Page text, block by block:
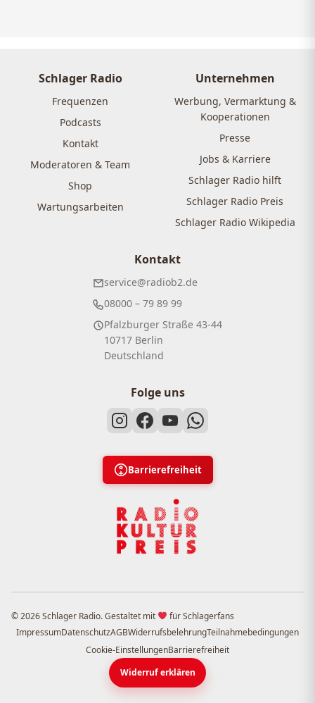
Schlager Radio
Frequenzen
Podcasts
Kontakt
Moderatoren & Team
Shop
Wartungsarbeiten
Unternehmen
Werbung, Vermarktung &
Kooperationen
Presse
Jobs & Karriere
Schlager Radio hilft
Schlager Radio Preis
Schlager Radio Wikipedia
Kontakt
service@radiob2.de
08000 – 79 89 99
Pfalzburger Straße 43-44
10717 Berlin
Deutschland
Folge uns
Barrierefreiheit
© 2026 Schlager Radio. Gestaltet mit
für Schlagerfans
ImpressumDatenschutzAGBWiderrufsbelehrungTeilnahmebedingungen
Cookie-EinstellungenBarrierefreiheit
Widerruf erklären